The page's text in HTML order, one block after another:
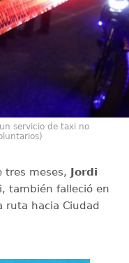
servicio de taxi no
tres meses, Jordi
también falleció en
ruta hacia Ciudad